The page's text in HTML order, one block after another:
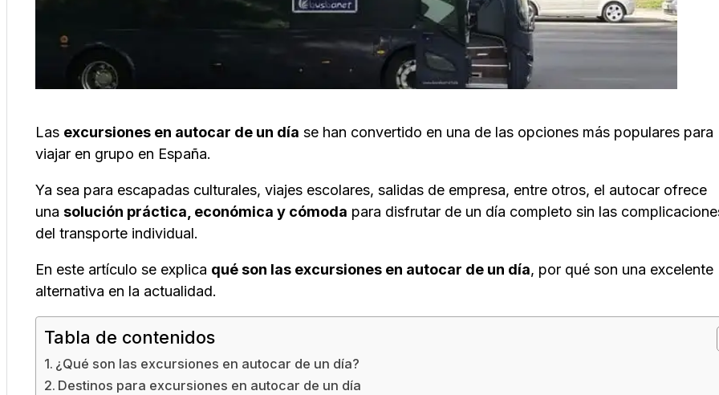
Las excursiones en autocar de un día se han convertido en una de las opciones más populares para
viajar en grupo en España.
Ya sea para escapadas culturales, viajes escolares, salidas de empresa, entre otros, el autocar ofrece
una solución práctica, económica y cómoda para disfrutar de un día completo sin las
del transporte individual.
En este artículo se explica qué son las excursiones en autocar de un día, por qué son una excelente
alternativa en la actualidad.
Tabla de contenidos
¿Qué son las excursiones en autocar de un día?
Destinos para excursiones en autocar de un día